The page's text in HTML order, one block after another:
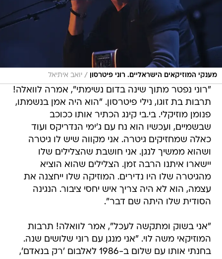
מענקי המוזיקאים הישראליים. רוני פיטרסון / יואב איתיאל
"רוני נפטר מתוך שינה בדום נשימתי", אמרה לוואלה!
תרבות בת זוגו, נילי פיטרסון. "הוא היה אמן בנשמתו,
פנומן מוזיקלי. בי.בי קינג הכתיר אותו ככוכב
שבשמיים, ועכשיו הוא נח עם ג'ימי הנדריקס ועוד
כאלה שמחזיקים גיטרה. אני מקווה שיש לו גיטרה
ושהוא ממשיך לנגן. אני חושבת שהצלילים שלו
יישארו איתנו הרבה זמן. הצלילים שהוא הוציא
מהגיטרה שלו היו נדירים. המוזיקה שלו ייחצנה את
עצמה, הוא לא היה צריך איש יחסי ציבור. הנגינה
הסודית שלו היתה שם דבר".
"אני בשוק ומתקשה לעכל", אמר לוואלה! תרבות
המוזיקאי משה לוי. "אני מנגן עם רוני שלושים שנה.
בחנתי אותו עם שלום ב-1986 לאלבום 'רק בנאדם',